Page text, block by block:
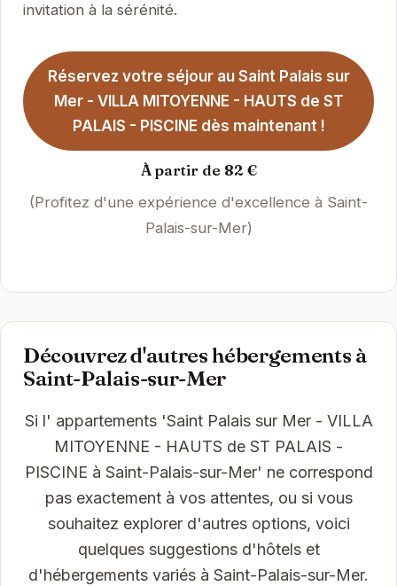
invitation à la sérénité.
Réservez votre séjour au Saint Palais sur
Mer - VILLA MITOYENNE - HAUTS de ST
PALAIS - PISCINE dès maintenant !
À partir de 82 €
(Profitez d'une expérience d'excellence à Saint-
Palais-sur-Mer)
Découvrez d'autres hébergements à
Saint-Palais-sur-Mer
Si l' appartements 'Saint Palais sur Mer - VILLA
MITOYENNE - HAUTS de ST PALAIS -
PISCINE à Saint-Palais-sur-Mer' ne correspond
pas exactement à vos attentes, ou si vous
souhaitez explorer d'autres options, voici
quelques suggestions d'hôtels et
d'hébergements variés à Saint-Palais-sur-Mer.